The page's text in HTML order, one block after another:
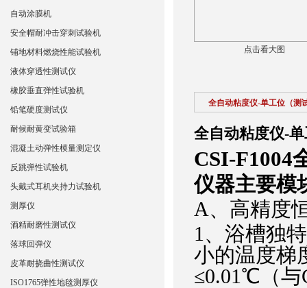
点击看大图
全自动粘度仪-单工位（测
全自动粘度仪-
CSI-F1004
仪器主要模
A、高精度
1、 浴槽独
小的温度梯
≤0.01℃（与
自动涂膜机
安全帽耐冲击穿刺试验机
铺地材料燃烧性能试验机
液体穿透性测试仪
橡胶垂直弹性试验机
铅笔硬度测试仪
耐候耐黄变试验箱
混凝土动弹性模量测定仪
反跳弹性试验机
头戴式耳机夹持力试验机
测厚仪
酒精耐磨性测试仪
落球回弹仪
皮革耐挠曲性测试仪
ISO1765弹性地毯测厚仪